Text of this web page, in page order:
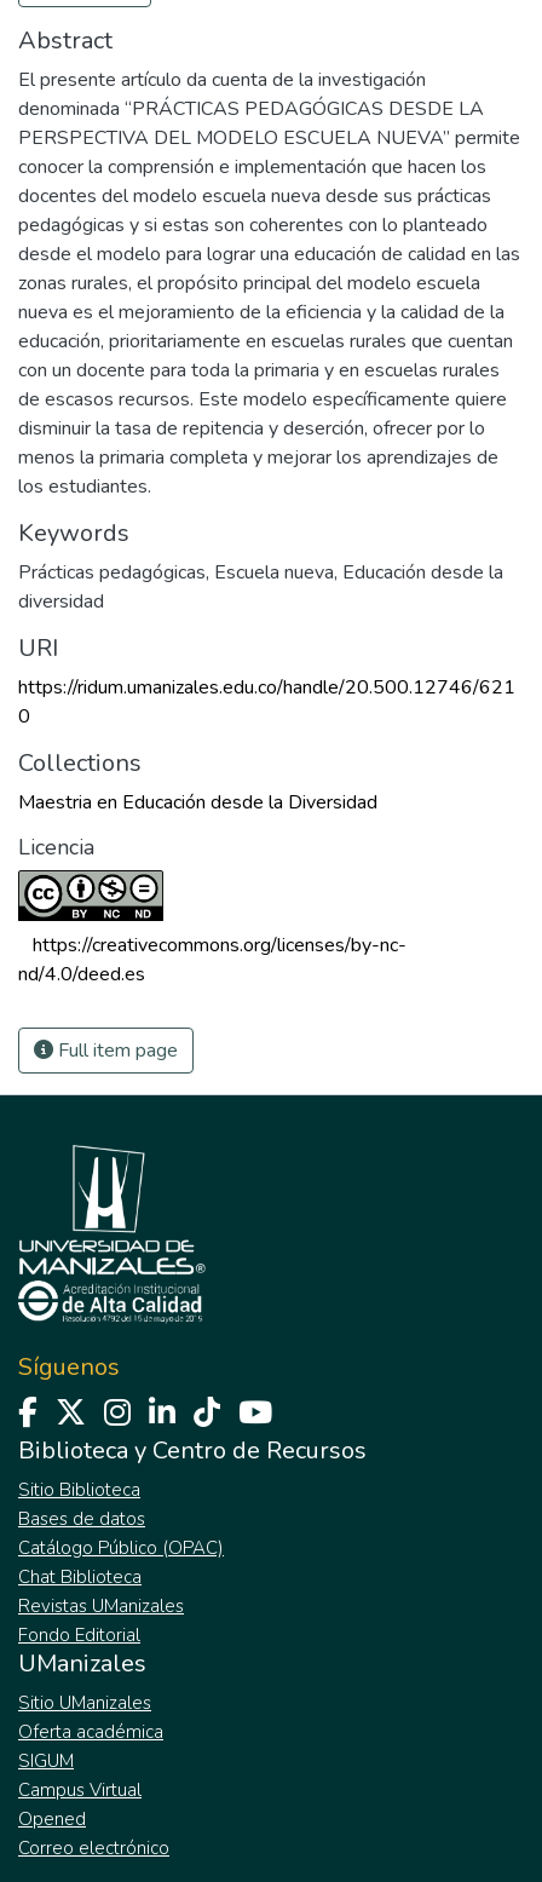
Abstract
El presente artículo da cuenta de la investigación
denominada “PRÁCTICAS PEDAGÓGICAS DESDE LA
PERSPECTIVA DEL MODELO ESCUELA NUEVA” permite
conocer la comprensión e implementación que hacen los
docentes del modelo escuela nueva desde sus prácticas
pedagógicas y si estas son coherentes con lo planteado
desde el modelo para lograr una educación de calidad en las
zonas rurales, el propósito principal del modelo escuela
nueva es el mejoramiento de la eficiencia y la calidad de la
educación, prioritariamente en escuelas rurales que cuentan
con un docente para toda la primaria y en escuelas rurales
de escasos recursos. Este modelo específicamente quiere
disminuir la tasa de repitencia y deserción, ofrecer por lo
menos la primaria completa y mejorar los aprendizajes de
los estudiantes.
Keywords
Prácticas pedagógicas, Escuela nueva, Educación desde la
diversidad
URI
https://ridum.umanizales.edu.co/handle/20.500.12746/621
0
Collections
Maestria en Educación desde la Diversidad
Licencia
https://creativecommons.org/licenses/by-nc-
nd/4.0/deed.es
Full item page
Síguenos
Biblioteca y Centro de Recursos
Sitio Biblioteca
Bases de datos
Catálogo Público (OPAC)
Chat Biblioteca
Revistas UManizales
Fondo Editorial
UManizales
Sitio UManizales
Oferta académica
SIGUM
Campus Virtual
Opened
Correo electrónico